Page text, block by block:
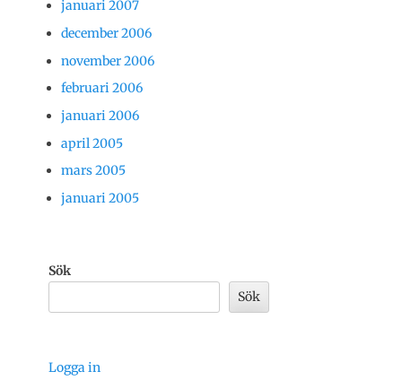
januari 2007
december 2006
november 2006
februari 2006
januari 2006
april 2005
mars 2005
januari 2005
Sök
Sök
Logga in